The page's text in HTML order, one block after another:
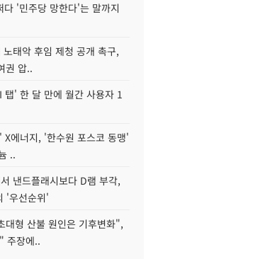
'민주당 망한다'는 말까지
태악 후임 제청 공개 촉구,
권 압..
' 한 달 만에 월간 사용자 1
에너지, '한수원 포스코 동맹'
..
낸드플래시보다 D램 부각,
'우선순위'
대형 산불 원인은 기후변화",
주장에..